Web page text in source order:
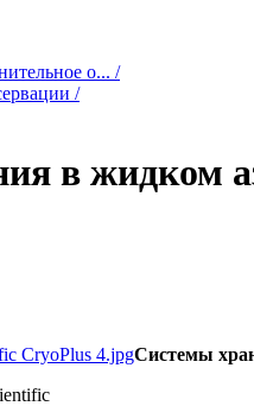
о... /
/
в жидком
Системы